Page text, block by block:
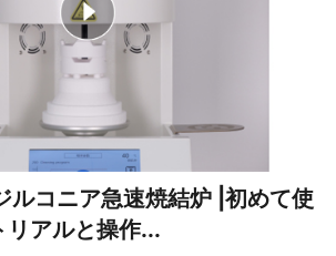
コニア急速焼結炉 |初めて使
リアルと操作...